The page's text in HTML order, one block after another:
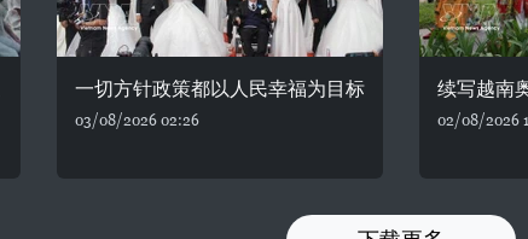
一切方针政策都以人民幸福为目标
03/08/2026 02:26
续写越南
02/08/2026